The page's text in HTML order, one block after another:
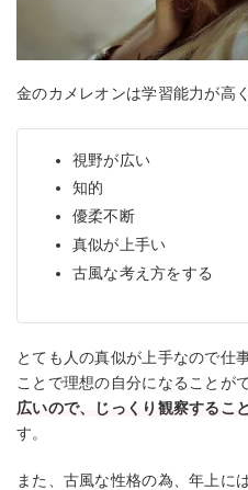
金のカメレオンは学習能力が高
視野が広い
知的
優柔不断
真似が上手い
古風な考え方をする
とても人の真似が上手なので仕
ことで理想の自分になることが
広いので、じっくり観察するこ
す。
また、古風な性格の為、年上に